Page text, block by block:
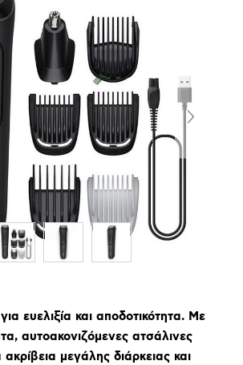
ευελιξία και αποδοτικότητα. Με
αυτοακονιζόμενες ατσάλινες
ακρίβεια μεγάλης διάρκειας και